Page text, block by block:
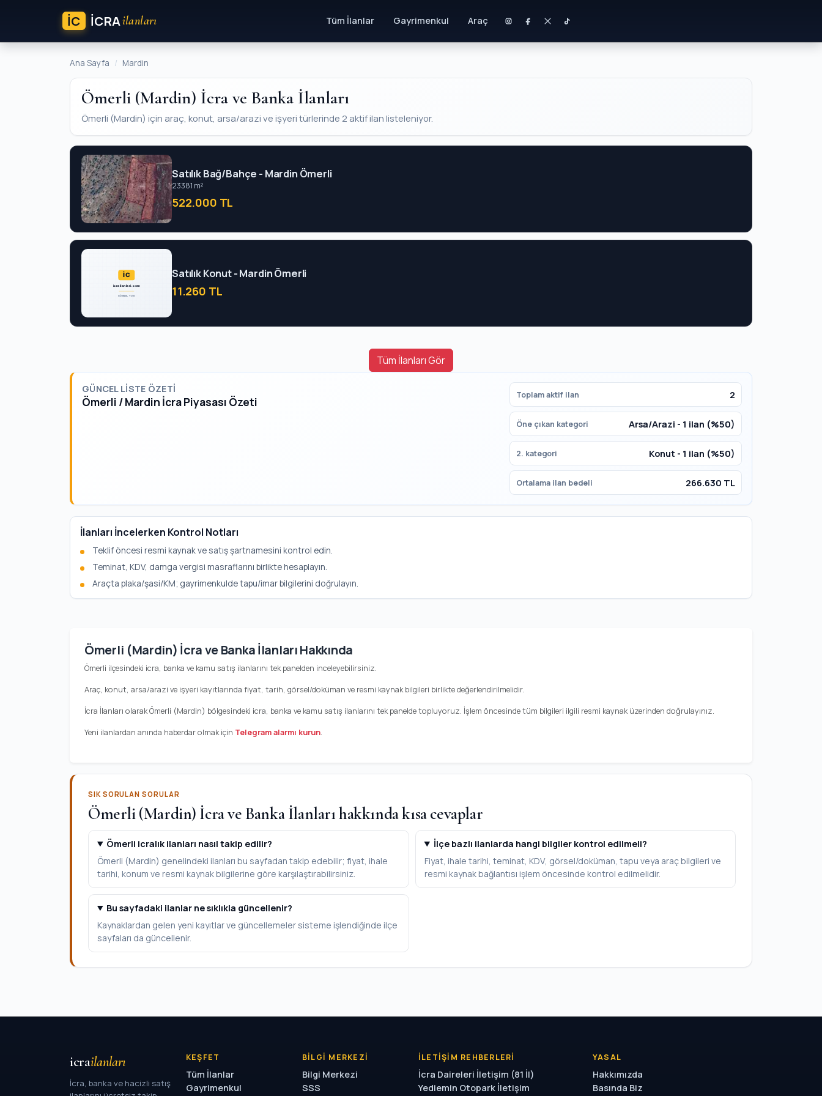
İC ICRAilanları Tüm İlanlar Gayrimenkul Araç
Ana Sayfa Mardin
Ömerli (Mardin) İcra ve Banka İlanları
Ömerli (Mardin) için araç, konut, arsa/arazi ve işyeri türlerinde 2 aktif ilan listeleniyor.
Satılık Bağ/Bahçe - Mardin Ömerli
23381 m²
522.000 TL
Satılık Konut - Mardin Ömerli
11.260 TL
Tüm İlanları Gör
GÜNCEL LISTE ÖZETI
Ömerli / Mardin İcra Piyasası Özeti
Toplam aktif ilan 2
Öne çıkan kategori Arsa/Arazi - 1 ilan (%50)
2. kategori Konut - 1 ilan (%50)
Ortalama ilan bedeli 266.630 TL
İlanları İncelerken Kontrol Notları
Teklif öncesi resmi kaynak ve satış şartnamesini kontrol edin.
Teminat, KDV, damga vergisi masraflarını birlikte hesaplayın.
Araçta plaka/şasi/KM; gayrimenkulde tapu/imar bilgilerini doğrulayın.
Ömerli (Mardin) İcra ve Banka İlanları Hakkında
Ömerli ilçesindeki icra, banka ve kamu satış ilanlarını tek panelden inceleyebilirsiniz.
Araç, konut, arsa/arazi ve işyeri kayıtlarında fiyat, tarih, görsel/doküman ve resmi kaynak bilgileri birlikte değerlendirilmelidir.
İcra İlanları olarak Ömerli (Mardin) bölgesindeki icra, banka ve kamu satış ilanlarını tek panelde topluyoruz. İşlem öncesinde tüm bilgileri ilgili resmi kaynak üzerinden doğrulayınız.
Yeni ilanlardan anında haberdar olmak için Telegram alarmı kurun.
SIK SORULAN SORULAR
Ömerli (Mardin) İcra ve Banka İlanları hakkında kısa cevaplar
Ömerli icralık ilanları nasıl takip edilir?
Ömerli (Mardin) genelindeki ilanları bu sayfadan takip edebilir; fiyat, ihale
tarihi, konum ve resmi kaynak bilgilerine göre karşılaştırabilirsiniz.
İlçe bazlı ilanlarda hangi bilgiler kontrol edilmeli?
Fiyat, ihale tarihi, teminat, KDV, görsel/doküman, tapu veya araç bilgileri ve
resmi kaynak bağlantısı işlem öncesinde kontrol edilmelidir.
Bu sayfadaki ilanlar ne sıklıkla güncellenir?
Kaynaklardan gelen yeni kayıtlar ve güncellemeler sisteme işlendiğinde ilçe
sayfaları da güncellenir.
icrailanları
İcra, banka ve hacizli satış
KEŞFET
Tüm İlanlar
Gayrimenkul
BILGI MERKEZI
Bilgi Merkezi
SSS
İLETIŞIM REHBERLERI
İcra Daireleri İletişim (81 İl)
Yediemin Otopark İletişim
YASAL
Hakkımızda
Basında Biz